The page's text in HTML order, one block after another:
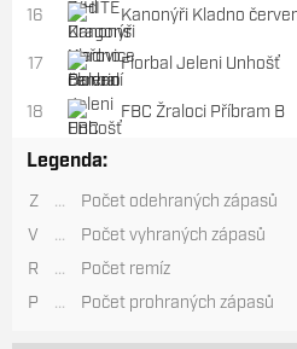
16 Kanonýři Kladno
17 Florbal Jeleni Unhošť
18 FBC Žraloci Příbram B
Legenda:
Z ...
Počet odehraných zápasů
V
...
Počet vyhraných zápasů
R
...
Počet remíz
P
... Počet prohraných zápasů